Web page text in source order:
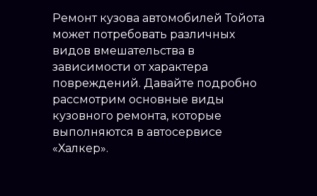
Ремонт кузова автомобилей Тойота
может потребовать различных
видов вмешательства в
зависимости от характера
повреждений. Давайте подробно
рассмотрим основные виды
кузовного ремонта, которые
выполняются в автосервисе
«Халкер».